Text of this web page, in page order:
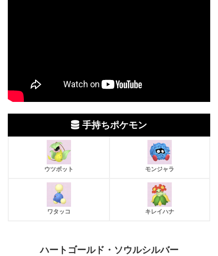
手持ちポケモン
ウツボット モンジャラ
ワタッコ キレイハナ
ハートゴールド・ソウルシルバー